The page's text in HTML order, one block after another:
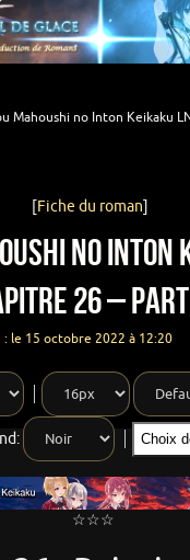
Mahoushi no Inton Keikaku
[Fiche du roman]
no Inton
26 –
le 15 octobre 2022 à 12:20
☆☆☆